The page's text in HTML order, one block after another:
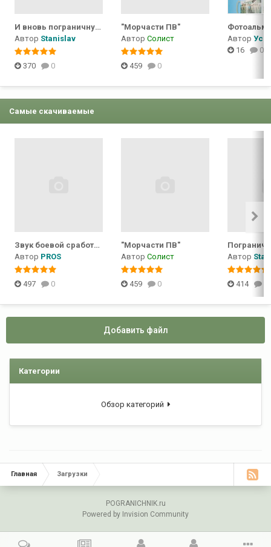
И вновь пограничную службу несем
Автор Stanislav
370 0
"Морчасти ПВ"
Автор Солист
459 0
Автор
16
0
Самые скачиваемые
Звук боевой сработки "Застава в ружье!"...
Автор PROS
497 0
"Морчасти ПВ"
Автор Солист
459 0
Автор
414
Добавить файл
Категории
Обзор категорий
Главная Загрузки
POGRANICHNIK.ru
Powered by Invision Community